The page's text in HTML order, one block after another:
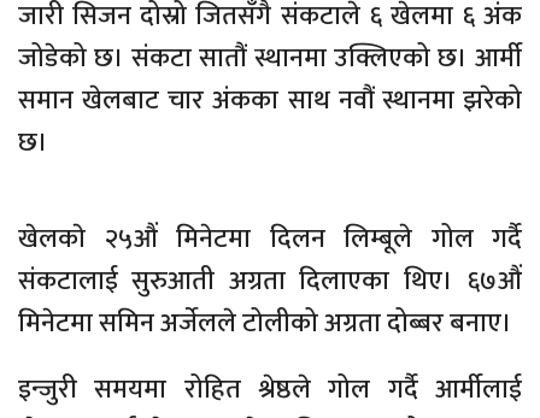
जारी सिजन दोस्रो जितसँगै संकटाले ६ खेलमा ६ अंक
जोडेको छ। संकटा सातौं स्थानमा उक्लिएको छ। आर्मी
समान खेलबाट चार अंकका साथ नवौं स्थानमा झरेको
छ।
खेलकाे २५औं मिनेटमा दिलन लिम्बूले गोल गर्दै
संकटालाई सुरुआती अग्रता दिलाएका थिए। ६७औं
मिनेटमा समिन अर्जेलले टोलीको अग्रता दोब्बर बनाए।
इन्जुरी समयमा रोहित श्रेष्ठले गोल गर्दै आर्मीलाई